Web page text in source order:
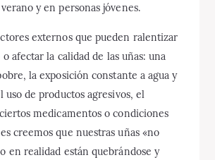
y en personas jóvenes.
externos que pueden ralentizar
afectar la calidad de las uñas: una
la exposición constante a agua y
uso de productos agresivos, el
medicamentos o condiciones
creemos que nuestras uñas «no
en realidad están quebrándose y